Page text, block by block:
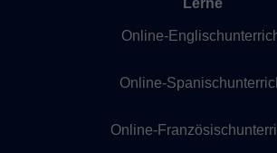
Lerne
Online-
Online-
Online-